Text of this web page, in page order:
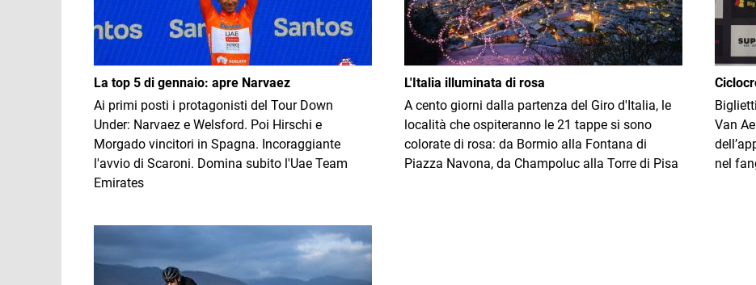
La top 5 di gennaio: apre Narvaez
Ai primi posti i protagonisti del Tour Down
Under: Narvaez e Welsford. Poi Hirschi e
Morgado vincitori in Spagna. Incoraggiante
l'avvio di Scaroni. Domina subito l'Uae Team
Emirates
L'Italia illuminata di rosa
A cento giorni dalla partenza del Giro d'Italia, le
località che ospiteranno le 21 tappe si sono
colorate di rosa: da Bormio alla Fontana di
Piazza Navona, da Champoluc alla Torre di Pisa
Van
nel